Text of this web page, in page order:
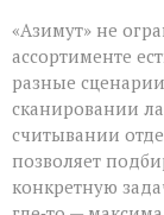
«Азимут» не
ассортименте
разные
сканировании
считывании
позволяет
конкретную